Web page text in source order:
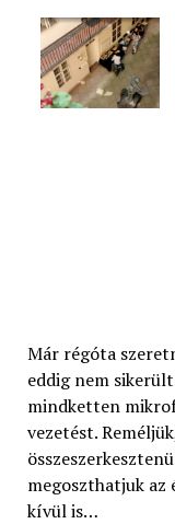
Már régóta
eddig nem
mindketten
vezetést.
megoszthatjuk az
kívül is…